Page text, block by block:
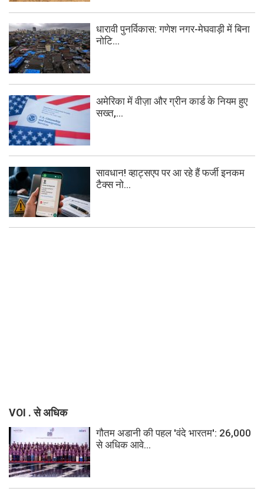
धारावी पुनर्विकास: गणेश नगर-मेघवाड़ी में बिना
नोटि...
अमेरिका में वीज़ा और ग्रीन कार्ड के नियम हुए
सख्त,...
सावधान! व्हाट्सएप पर आ रहे हैं फर्जी इनकम
टैक्स नो...
VOI . से अधिक
गौतम अडानी की पहल 'वंदे भारतम': 26,000
से अधिक आवे...